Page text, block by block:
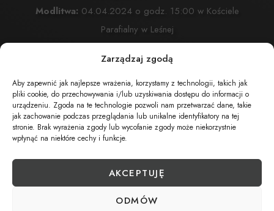
Zarządzaj zgodą
Aby zapewnić jak najlepsze wrażenia, korzystamy z technologii, takich jak
pliki cookie, do przechowywania i/lub uzyskiwania dostępu do informacji o
urządzeniu. Zgoda na te technologie pozwoli nam przetwarzać dane, takie
jak zachowanie podczas przeglądania lub unikalne identyfikatory na tej
stronie. Brak wyrażenia zgody lub wycofanie zgody może niekorzystnie
wpłynąć na niektóre cechy i funkcje.
AKCEPTUJĘ
ODMÓW
Modlitwa: 04.04.2024 o godz. 15:00 w Kościele
Parafialny w Leśnej
04.04.2024 o godz. 15:30 w Kościele
Parafialnym w Leśnej
Plac Jana Pawła II nr 1, 34-300 Leśna
Cmentarz:Cmentarz Komunalny w Leśnej
34-300 Brata Alberta
UDOSTĘPNIJ NEKROLOG